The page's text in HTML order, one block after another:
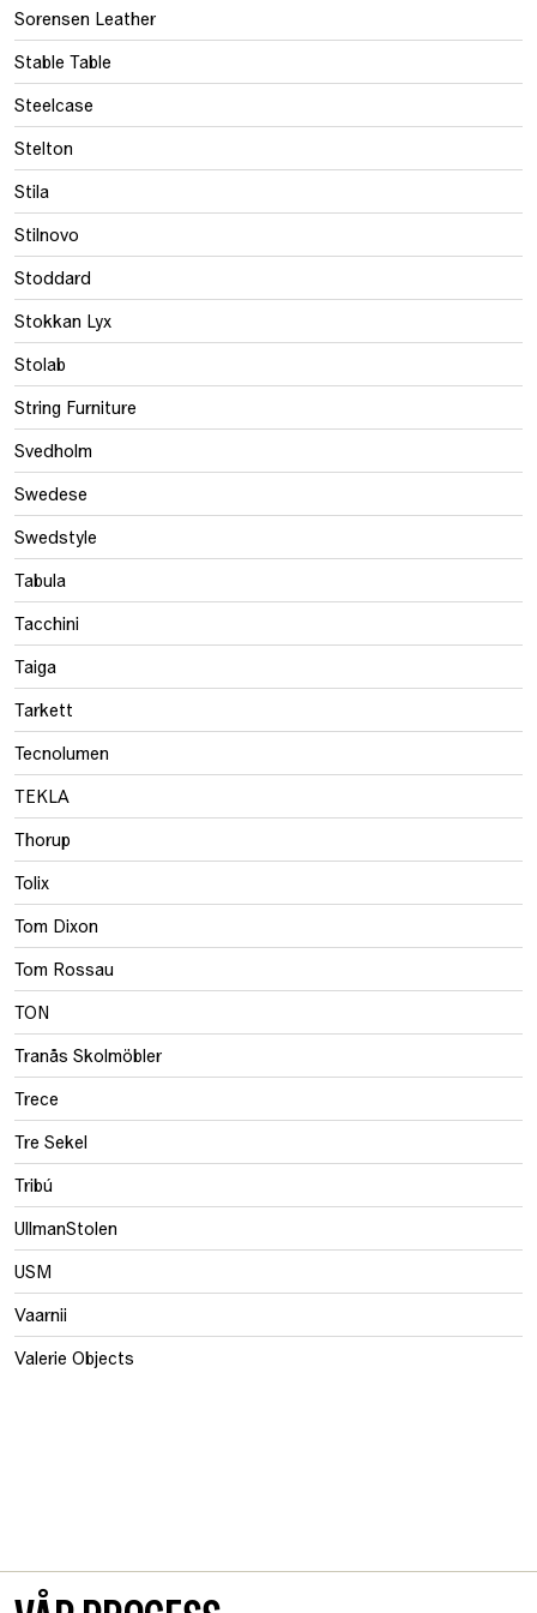
Sorensen Leather
Stable Table
Steelcase
Stelton
Stila
Stilnovo
Stoddard
Stokkan Lyx
Stolab
String Furniture
Svedholm
Swedese
Swedstyle
Tabula
Tacchini
Taiga
Tarkett
Tecnolumen
TEKLA
Thorup
Tolix
Tom Dixon
Tom Rossau
TON
Tranås Skolmöbler
Trece
Tre Sekel
Tribú
UllmanStolen
USM
Vaarnii
Valerie Objects